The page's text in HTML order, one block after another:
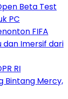
Beta Test
PC
FIFA
dan Imersif dari
RI
Bintang Mercy,